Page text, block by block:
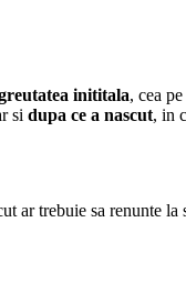
inititala, cea
si dupa ce a nascut, in
ar trebuie sa renunte